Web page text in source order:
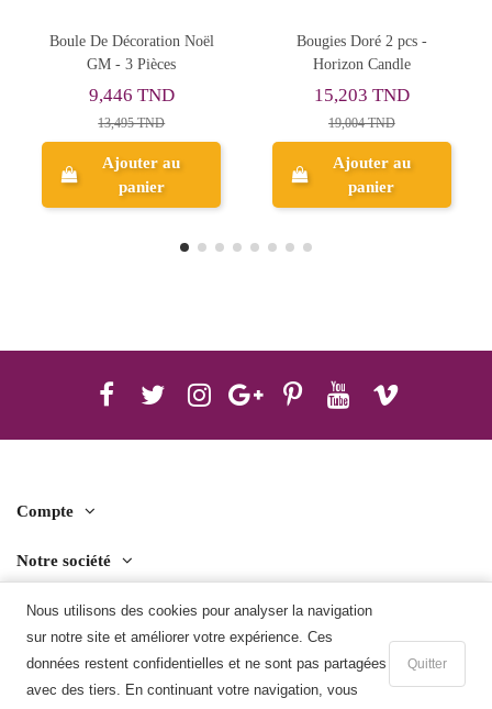
Nous utilisons des cookies pour analyser la navigation
sur notre site et améliorer votre expérience. Ces
données restent confidentielles et ne sont pas partagées
avec des tiers. En continuant votre navigation, vous
Quitter
Ajouter au panier
Bougies Doré 2 pcs -
Horizon Candle
15,203 TND
19,004 TND
Ajouter au
panier
Lot De 12 Cloches En Métal
Doré
3,998 TND
4,998 TND
Ajouter au
panier
Compte
Notre société
Contact us
Télécharger l'application mobile